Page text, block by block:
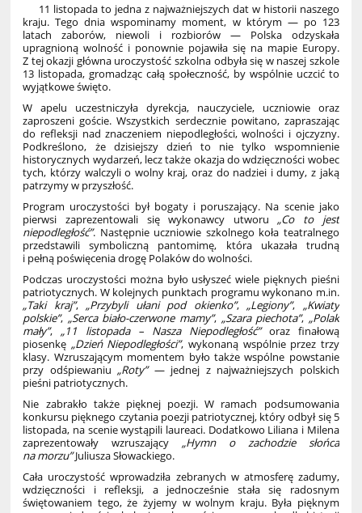
11 listopada to jedna z najważniejszych dat w historii naszego
kraju. Tego dnia wspominamy moment, w którym — po 123
latach zaborów, niewoli i rozbiorów — Polska odzyskała
upragnioną wolność i ponownie pojawiła się na mapie Europy.
Z tej okazji główna uroczystość szkolna odbyła się w naszej szkole
13 listopada, gromadząc całą społeczność, by wspólnie uczcić to
wyjątkowe święto.
W apelu uczestniczyła dyrekcja, nauczyciele, uczniowie oraz
zaproszeni goście. Wszystkich serdecznie powitano, zapraszając
do refleksji nad znaczeniem niepodległości, wolności i ojczyzny.
Podkreślono, że dzisiejszy dzień to nie tylko wspomnienie
historycznych wydarzeń, lecz także okazja do wdzięczności wobec
tych, którzy walczyli o wolny kraj, oraz do nadziei i dumy, z jaką
patrzymy w przyszłość.
Program uroczystości był bogaty i poruszający. Na scenie jako
pierwsi zaprezentowali się wykonawcy utworu„Co to jest
niepodległość”. Następnie uczniowie szkolnego koła teatralnego
przedstawili symboliczną pantomimę, która ukazała trudną
i pełną poświęcenia drogę Polaków do wolności.
Podczas uroczystości można było usłyszeć wiele pięknych pieśni
patriotycznych. W kolejnych punktach programu wykonano m.in.
„Taki kraj”,„Przybyli ułani pod okienko”,„Legiony”, „Kwiaty
polskie”, „Serca biało-czerwone mamy”, „Szara piechota”, „Polak
mały”,„11 listopada – Nasza Niepodległość”oraz finałową
piosenkę „Dzień Niepodległości”, wykonaną wspólnie przez trzy
klasy. Wzruszającym momentem było także wspólne powstanie
przy odśpiewaniu„Roty”— jednej z najważniejszych polskich
pieśni patriotycznych.
Nie zabrakło także pięknej poezji. W ramach podsumowania
konkursu pięknego czytania poezji patriotycznej, który odbył się 5
listopada, na scenie wystąpili laureaci. Dodatkowo Liliana i Milena
zaprezentowały wzruszający„Hymn o zachodzie słońca
na morzu”Juliusza Słowackiego.
Cała uroczystość wprowadziła zebranych w atmosferę zadumy,
wdzięczności i refleksji, a jednocześnie stała się radosnym
świętowaniem tego, że żyjemy w wolnym kraju. Była pięknym